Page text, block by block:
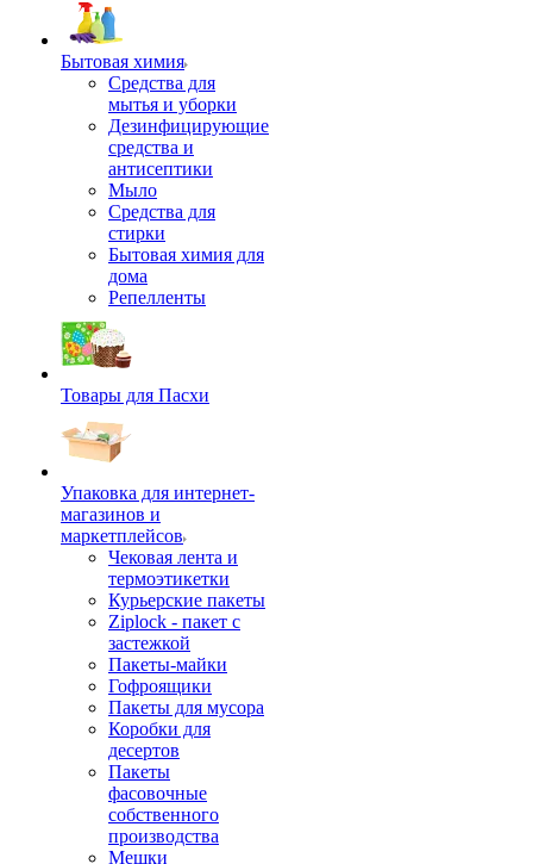
Бытовая химия
Средства для
мытья и уборки
Дезинфицирующие
средства и
антисептики
Мыло
Средства для
стирки
Бытовая химия для
дома
Репелленты
Товары для Пасхи
Упаковка для интернет-
магазинов и
маркетплейсов
Чековая лента и
термоэтикетки
Курьерские пакеты
Ziplock - пакет с
застежкой
Пакеты-майки
Гофроящики
Пакеты для мусора
Коробки для
десертов
Пакеты
фасовочные
собственного
производства
Мешки